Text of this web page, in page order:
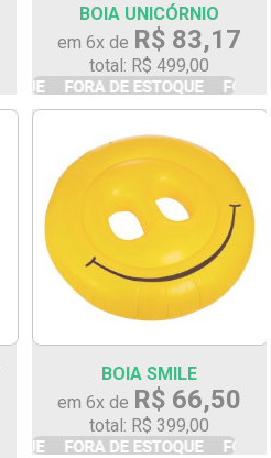
BOIA UNICÓRNIO
em 6x de R$ 83,17
total: R$ 499,00
BOIA SMILE
em 6x de R$ 66,50
total: R$ 399,00